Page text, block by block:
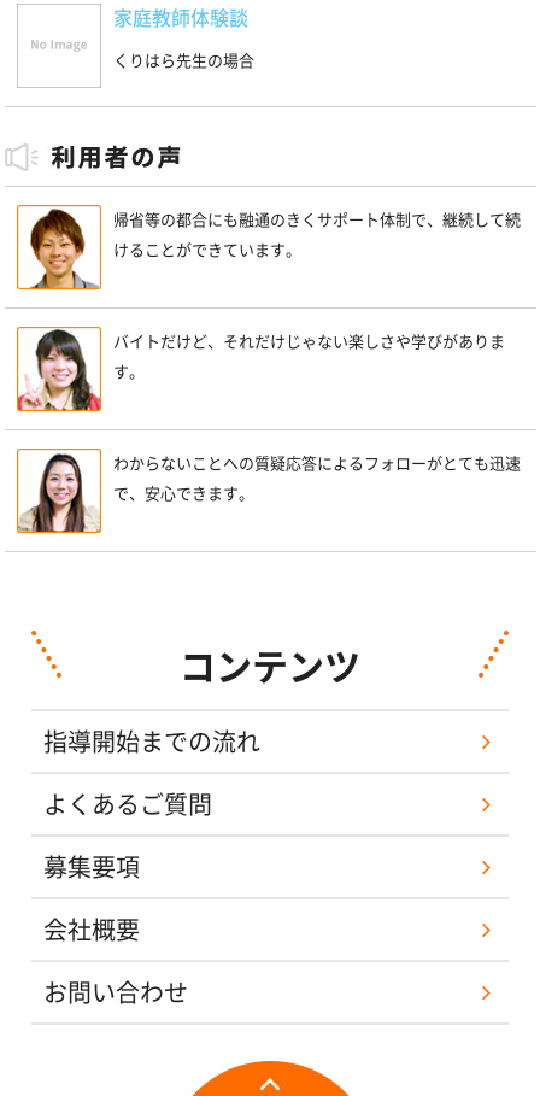
家庭教師体験談
くりはら先生の場合
帰省等の都合にも融通のきくサポート体制で、継続して続
けることができています。
バイトだけど、それだけじゃない楽しさや学びがありま
す。
わからないことへの質疑応答によるフォローがとても迅速
で、安心できます。
コンテンツ
指導開始までの流れ
よくあるご質問
募集要項
会社概要
お問い合わせ